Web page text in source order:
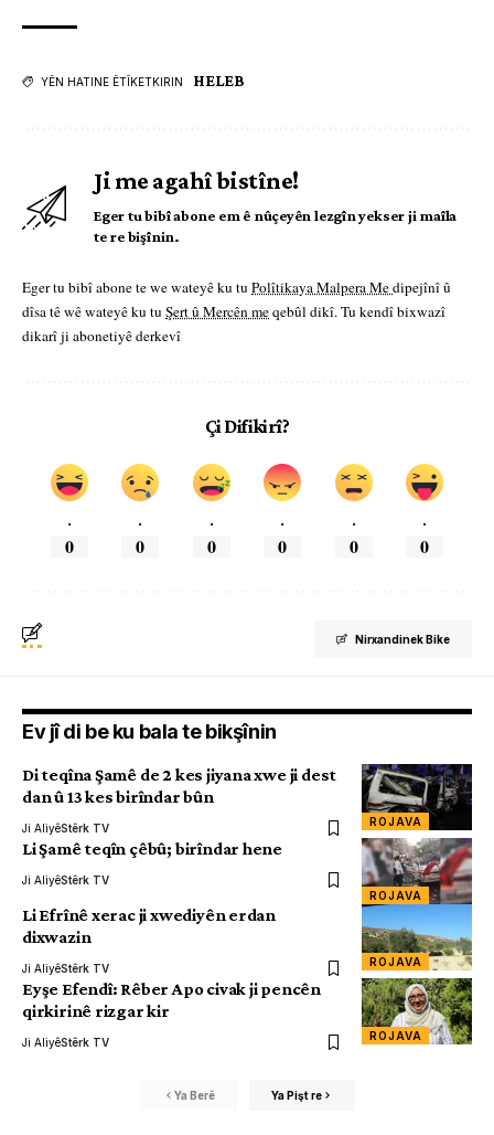
YÊN HATINE ÊTÎKETKIRIN HELEB
Ji me agahî bistîne!
Eger tu bibî abone em ê nûçeyên lezgîn yekser ji maîla
te re bişînin.
Eger tu bibî abone te we wateyê ku tu Polîtikaya Malpera Medipejînî û
dîsa tê wê wateyê ku tu Şert û Mercên meqebûl dikî. Tu kendî bixwazî
dikarî ji abonetiyê derkevî
Çi Difikirî?
.
0
.
0
.
0
.
0
.
0
.
0
Nirxandinek Bike
Ev jî di be ku bala te bikşînin
ROJAVA
Di teqîna Şamê de 2 kes jiyana xwe ji dest
dan û 13 kes birîndar bûn
Ji AliyêStêrk TV
ROJAVA
Li Şamê teqîn çêbû; birîndar hene
Ji AliyêStêrk TV
ROJAVA
Li Efrînê xerac ji xwediyên erdan
dixwazin
Ji AliyêStêrk TV
ROJAVA
Eyşe Efendî: Rêber Apo civak ji pencên
qirkirinê rizgar kir
Ji AliyêStêrk TV
Ya Berê Ya Pişt re